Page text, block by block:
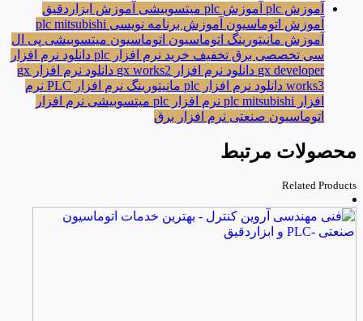
آموزش plc آموزش plc میتسوبیشی
آموزش ابزاردقیق
آموزش اتوماسیون آموزش برنامه نویسی plc mitsubishi
آموزش مانیتورینگ اتوماسیون اتوماسیون میتسوبیشی پی ال
سی تخصصی برق تخفیف خرید نرم افزار plc
دانلود نرم افزار
gx developer دانلود نرم افزار gx works2
دانلود نرم افزار gx
works3 دانلود نرم افزار plc مانیتورینگ نرم افزار PLC
نرم
افزار plc mitsubishi
نرم افزار plc میتسوبیشی
نرم افزار
اتوماسیون صنعتی نرم افزار برق
محصولات مرتبط
Related Products